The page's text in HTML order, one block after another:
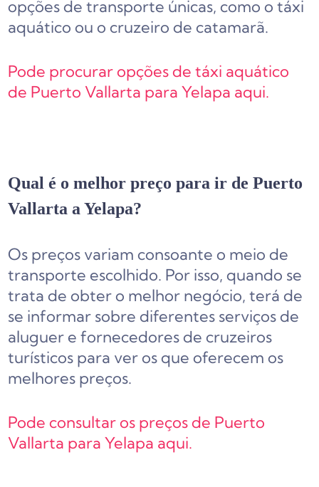
opções de transporte únicas, como o táxi
aquático ou o cruzeiro de catamarã.
Pode procurar opções de táxi aquático
de Puerto Vallarta para Yelapa aqui.
Qual é o melhor preço para ir de Puerto
Vallarta a Yelapa?
Os preços variam consoante o meio de
transporte escolhido. Por isso, quando se
trata de obter o melhor negócio, terá de
se informar sobre diferentes serviços de
aluguer e fornecedores de cruzeiros
turísticos para ver os que oferecem os
melhores preços.
Pode consultar os preços de Puerto
Vallarta para Yelapa aqui.